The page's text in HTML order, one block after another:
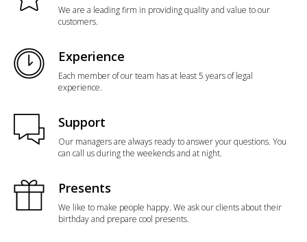
We are a leading firm in providing quality and value to our
customers.
Experience
Each member of our team has at least 5 years of legal
experience.
Support
Our managers are always ready to answer your questions. You
can call us during the weekends and at night.
Presents
We like to make people happy. We ask our clients about their
birthday and prepare cool presents.